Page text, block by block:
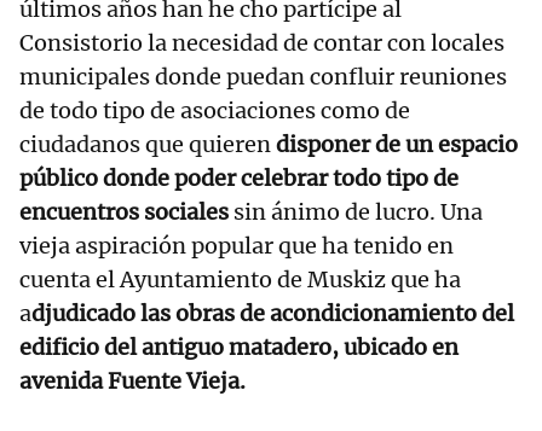
últimos años han he cho partícipe al
Consistorio la necesidad de contar con locales
municipales donde puedan confluir reuniones
de todo tipo de asociaciones como de
ciudadanos que quierendisponer de un espacio
público donde poder celebrar todo tipo de
encuentros sociales sin ánimo de lucro. Una
vieja aspiración popular que ha tenido en
cuenta el Ayuntamiento de Muskiz que ha
adjudicado las obras de acondicionamiento del
edificio del antiguo matadero, ubicado en
avenida Fuente Vieja.